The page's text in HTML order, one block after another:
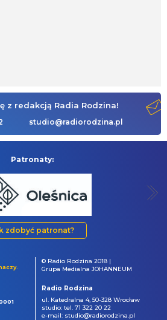
z redakcją Radia Rodzina!
studio@radiorodzina.pl
Patronaty:
zdobyć patronat?
© Radio Rodzina 2018 |
Grupa Medialna JOHANNEUM
Radio Rodzina
ul. Katedralna 4, 50-328 Wrocław
studio: tel. 71 322 20 22
e-mail: studio@radiorodzina.pl